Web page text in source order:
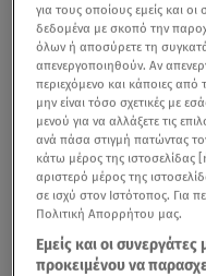
για τους οποίους εμείς και
δεδομένα με σκοπό την
όλων ή αποσύρετε τη
απενεργοποιηθούν. Αν
περιεχόμενο και κάποιες από
μην είναι τόσο σχετικές με
μενού για να αλλάξετε τις
ανά πάσα στιγμή πατώντας
κάτω μέρος της ιστοσελίδας
αριστερό μέρος της
σε ισχύ στον Ιστότοπος. Για
Πολιτική Απορρήτου μας.
Εμείς και οι
προκειμένου να